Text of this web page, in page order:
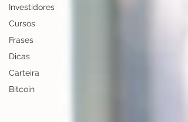
Investidores
Cursos
Frases
Dicas
Carteira
Bitcoin